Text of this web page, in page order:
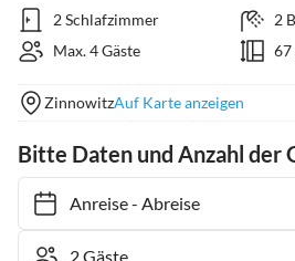
2 Schlafzimmer
2
Max. 4 Gäste
67
ZinnowitzAuf Karte anzeigen
Bitte Daten und Anzahl der
Anreise- Abreise